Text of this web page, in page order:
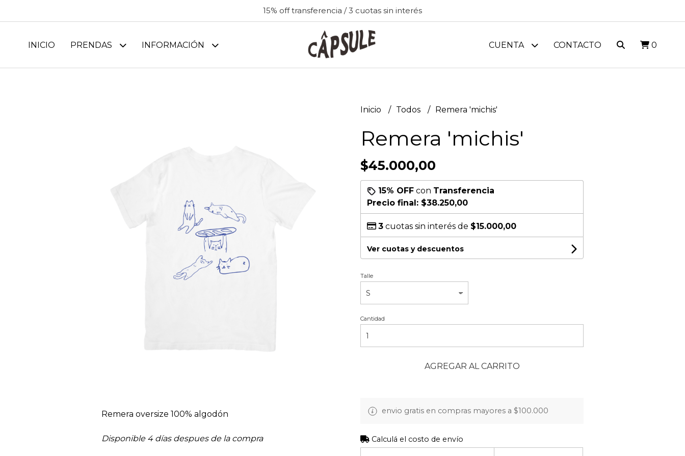
15% off transferencia / 3 cuotas sin interés
INICIO PRENDAS INFORMACIÓN CUENTA CONTACTO 0
Remera oversize 100% algodón
Disponible 4 días despues de la compra
Inicio Todos Remera 'michis'
Remera 'michis'
$45.000,00
15% OFF con Transferencia
Precio final: $38.250,00
3 cuotas sin interés de $15.000,00
Ver cuotas y descuentos
Talle
Cantidad
AGREGAR AL CARRITO
envio gratis en compras mayores a $100.000
Calculá el costo de envío